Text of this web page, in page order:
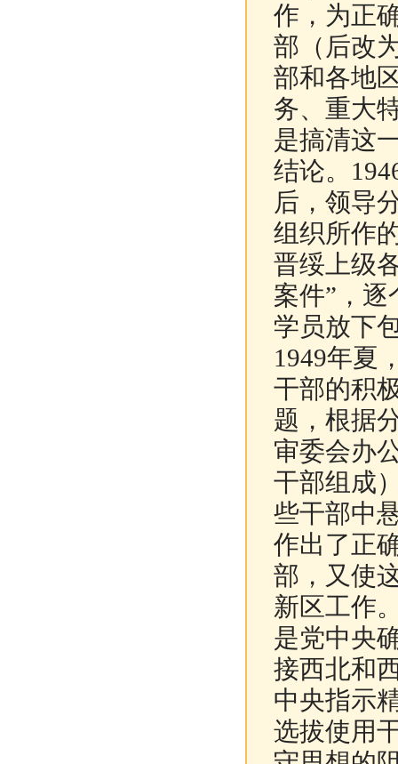
作，为正
部（后改
部和各地
务、重大
是搞清这
结论。
后，领导
组织所作
晋绥上级
案件”，
学员放下
1949年夏
干部的积
题，根据
审委会办
干部组成
些干部中
作出了正
部，又使
新区工作
是党中央
接西北和
中央指示
选拔使用